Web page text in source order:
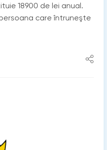
18900 de lei anual.
care întruneşte